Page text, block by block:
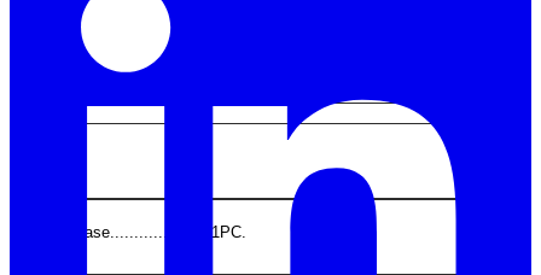
Carrying case.....................1PC.